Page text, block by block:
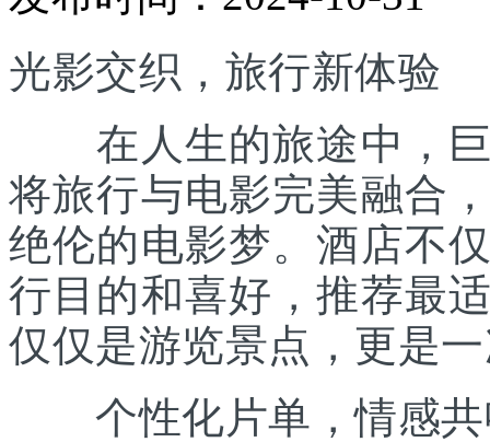
光影交织，旅行新体验
在人生的旅途中，巨
将旅行与电影完美融合
绝伦的电影梦。酒店不
行目的和喜好，推荐最
仅仅是游览景点，更是
个性化片单，情感共